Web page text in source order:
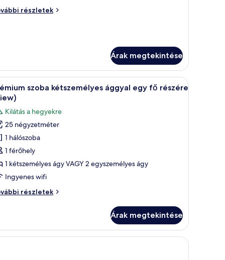
részletek
Árak megtekintése
és széf a szobában Prémium ágynemű, pehelypaplan, minibár és
6
szoba kétszemélyes ággyal egy fő részére
Kilátás a hegyekre
25 négyzetméter
1 hálószoba
1 férőhely
1 kétszemélyes ágy VAGY 2 egyszemélyes ágy
Ingyenes wifi
részletek
Árak megtekintése